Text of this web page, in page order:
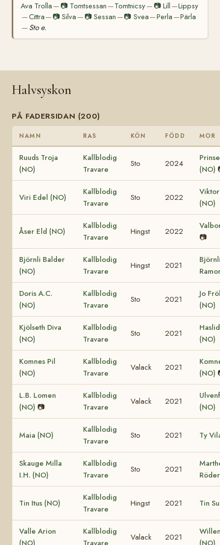
Ava Trolla — 📷 Tomtsessan —Tomtnicsy— 📷Lill —Lippsy
—Cittra— 📷Silva — 📷Sessan —📷 Svea—Perla —Pärla
— Sto e.
Halvsyskon
PÅ FADERSIDAN (200)
NAMN RAS KÖN FÖDD MOR
Ruuds Troja
(NO)
Kallblodig
Travare
Sto 2024
(NO)
Viri Edel (NO)
Kallblodig
Travare
Sto 2022
(NO)
Åser Eld (NO)
Kallblodig
Travare
Hingst 2022
📷
Björnli Balder
(NO)
Kallblodig
Travare
Hingst 2021
Doris A.C.
(NO)
Kallblodig
Travare
Sto 2021
Jo
(NO)
Kjölseth Diva
(NO)
Kallblodig
Travare
Sto 2021
(NO)
Komnes Pil
(NO)
Kallblodig
Travare
Valack 2021
(NO)
L.B. Lomen
(NO) 📷
Kallblodig
Travare
Valack 2021
(NO)
Maia (NO)
Kallblodig
Travare
Sto 2021 Ty
Skauge Milla
I.H. (NO)
Kallblodig
Travare
Sto 2021
Tin Itus (NO)
Kallblodig
Travare
Hingst 2021 Tin
Valle Arion
(NO)
Kallblodig
Travare
Valack 2021
(NO)